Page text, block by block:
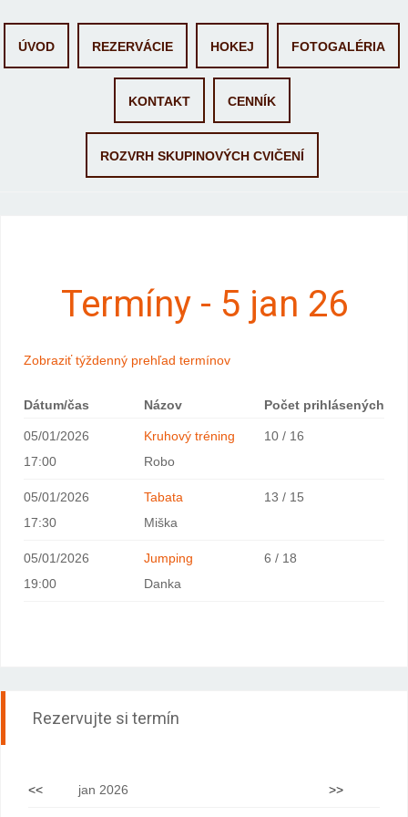
Skip to content
ÚVOD
REZERVÁCIE HOKEJ FOTOGALÉRIA
KONTAKT CENNÍK
ROZVRH SKUPINOVÝCH CVIČENÍ
Termíny - 5 jan 26
Zobraziť týždenný prehľad termínov
Dátum/čas Názov Počet prihlásených
05/01/2026
17:00
Kruhový tréning
Robo
10 / 16
05/01/2026
17:30
Tabata
Miška
13 / 15
05/01/2026
19:00
Jumping
Danka
6 / 18
Rezervujte si termín
<< jan 2026 >>